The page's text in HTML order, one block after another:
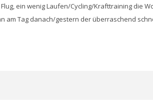
ein wenig Laufen/Cycling/Krafttraining die
am Tag danach/gestern der überraschend